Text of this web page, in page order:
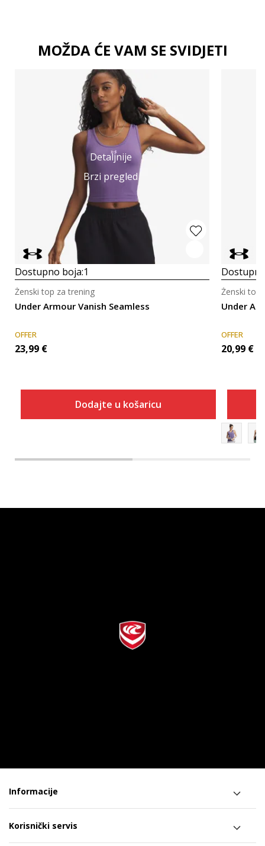
MOŽDA ĆE VAM SE SVIDJETI
Detaljnije
Brzi pregled
Dostupno boja:1
Under Armour Vanish Seamless
Ženski top za trening
OFFER
23,99 €
Dodajte u košaricu
Under
Ženski top
OFFER
20,99 €
Informacije
Korisnički servis